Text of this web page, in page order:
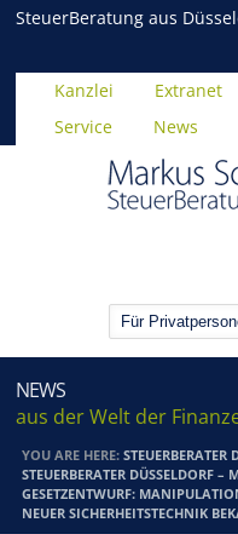
SteuerBeratung aus
Kanzlei Extranet
Service
News
NEWS
aus der Welt der
YOU ARE HERE:STEUERBERATER
STEUERBERATER DÜSSELDORF –
GESETZENTWURF:
NEUER SICHERHEITSTECHNIK